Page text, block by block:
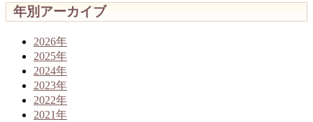
年別アーカイブ
2026年
2025年
2024年
2023年
2022年
2021年